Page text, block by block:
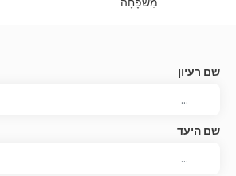
שם רעיון
שם היעד